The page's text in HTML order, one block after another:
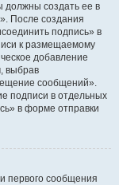
должны создать ее в
После создания
подпись» в
к размещаемому
добавление
выбрав
сообщений».
подписи в отдельных
в форме отправки
первого сообщения